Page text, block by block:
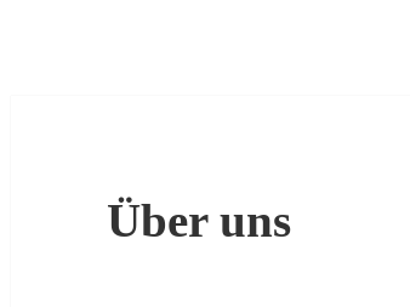
Über uns